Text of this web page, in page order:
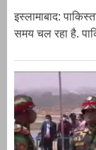
इस्लामाबाद:
समय चल रहा है.